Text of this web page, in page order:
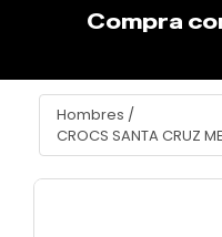
Compra
Hombres /
CROCS SANTA CRUZ